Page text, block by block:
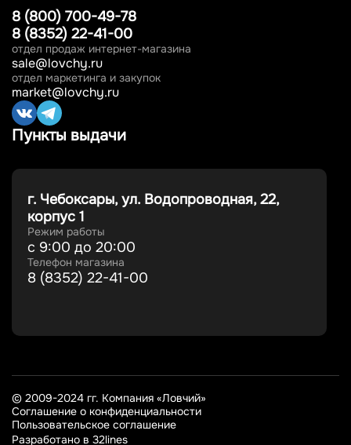
8 (800) 700-49-78
8 (8352) 22-41-00
отдел продаж интернет-магазина
sale@lovchy.ru
отдел маркетинга и закупок
market@lovchy.ru
Пункты выдачи
г. Чебоксары, ул. Водопроводная, 22,
корпус 1
Режим работы
с 9:00 до 20:00
Телефон магазина
8 (8352) 22-41-00
© 2009-2024 гг. Компания «Ловчий»
Соглашение о конфиденциальности
Пользовательское соглашение
Разработано в 32lines